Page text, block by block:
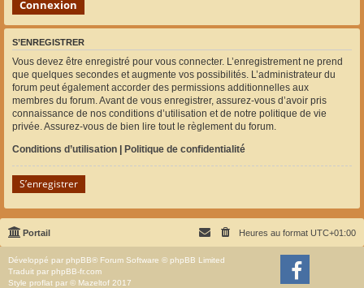
S’ENREGISTRER
Vous devez être enregistré pour vous connecter. L’enregistrement ne prend
que quelques secondes et augmente vos possibilités. L’administrateur du
forum peut également accorder des permissions additionnelles aux
membres du forum. Avant de vous enregistrer, assurez-vous d’avoir pris
connaissance de nos conditions d’utilisation et de notre politique de vie
privée. Assurez-vous de bien lire tout le règlement du forum.
Conditions d’utilisation | Politique de confidentialité
S’enregistrer
Portail Heures au format UTC+01:00
Développé par phpBB® Forum Software © phpBB Limited
Traduit par phpBB-fr.com
Style proflat par © Mazeltof 2017